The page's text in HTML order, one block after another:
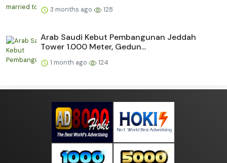
3 months ago 128
Arab Saudi Kebut Pembangunan Jeddah
Tower 1.000 Meter, Gedun...
1 month ago 124